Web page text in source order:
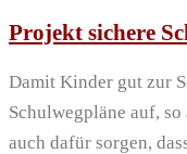
Projekt sichere
Damit Kinder gut zur
Schulwegpläne auf,
auch dafür sorgen,